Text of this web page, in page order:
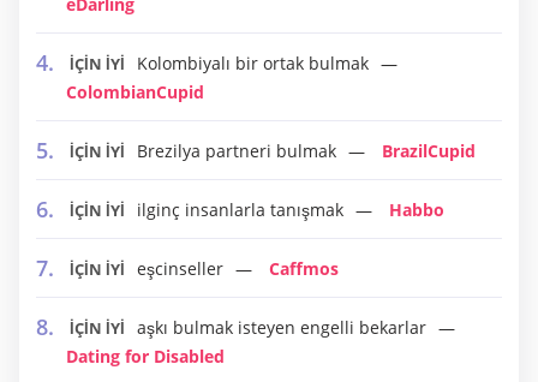
İÇİN İYİ
Kolombiyalı bir ortak bulmak
ColombianCupid
İÇİN İYİ Brezilya partneri bulmak BrazilCupid
İÇİN İYİ ilginç insanlarla tanışmak Habbo
İÇİN İYİ eşcinseller Caffmos
İÇİN İYİ
aşkı bulmak isteyen engelli bekarlar
Dating for Disabled